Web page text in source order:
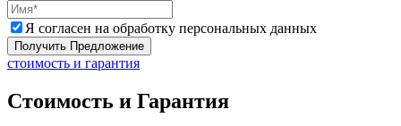
Я согласен на обработку персональных данных
Получить Предложение
стоимость и гарантия
Стоимость и Гарантия